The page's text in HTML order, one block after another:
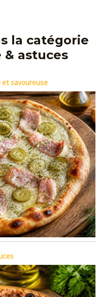
la catégorie
astuces
et savoureuse